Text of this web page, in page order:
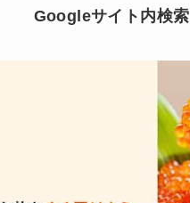
Googleサイト内検索